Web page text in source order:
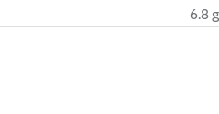
6.8 g